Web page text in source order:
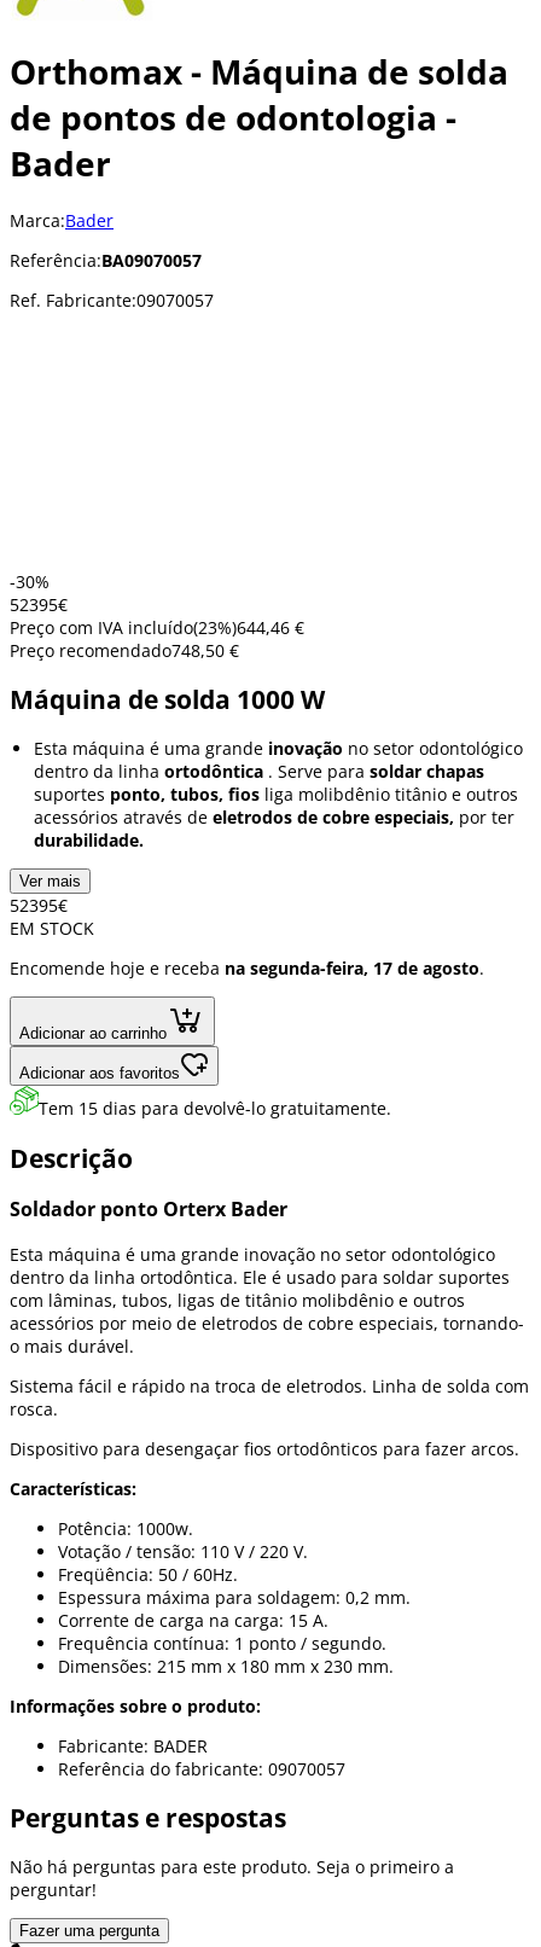
Orthomax - Máquina de solda
de pontos de odontologia -
Bader
Marca:Bader
Referência:BA09070057
Ref. Fabricante:09070057
-30%
52395€
Preço com IVA incluído(23%)644,46 €
Preço recomendado748,50 €
Máquina de solda 1000 W
Esta máquina é uma grande inovação no setor odontológico
dentro da linha ortodôntica . Serve para soldar chapas
suportes ponto, tubos, fios liga molibdênio titânio e outros
acessórios através de eletrodos de cobre especiais, por ter
durabilidade.
Ver mais
52395€
EM STOCK
Encomende hoje e receba na segunda-feira, 17 de agosto.
Adicionar ao carrinho
Adicionar aos favoritos
Tem 15 dias para devolvê-lo gratuitamente.
Descrição
Soldador ponto Orterx Bader
Esta máquina é uma grande inovação no setor odontológico
dentro da linha ortodôntica. Ele é usado para soldar suportes
com lâminas, tubos, ligas de titânio molibdênio e outros
acessórios por meio de eletrodos de cobre especiais, tornando-
o mais durável.
Sistema fácil e rápido na troca de eletrodos. Linha de solda com
rosca.
Dispositivo para desengaçar fios ortodônticos para fazer arcos.
Características:
Potência: 1000w.
Votação / tensão: 110 V / 220 V.
Freqüência: 50 / 60Hz.
Espessura máxima para soldagem: 0,2 mm.
Corrente de carga na carga: 15 A.
Frequência contínua: 1 ponto / segundo.
Dimensões: 215 mm x 180 mm x 230 mm.
Informações sobre o produto:
Fabricante: BADER
Referência do fabricante: 09070057
Perguntas e respostas
Não há perguntas para este produto. Seja o primeiro a
perguntar!
Fazer uma pergunta